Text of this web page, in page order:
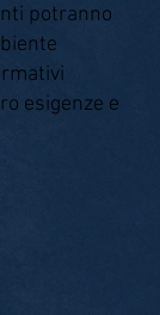
potranno
esigenze e